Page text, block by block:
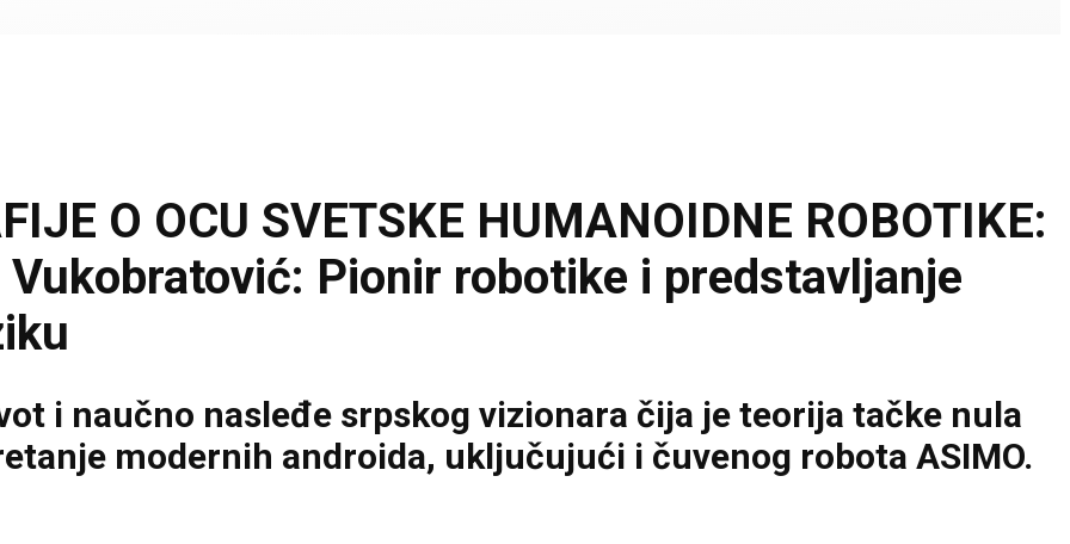
O OCU SVETSKE HUMANOIDNE ROBOTIKE:
Pionir robotike i predstavljanje
i naučno nasleđe srpskog vizionara čija je teorija tačke nula
modernih androida, uključujući i čuvenog robota ASIMO.